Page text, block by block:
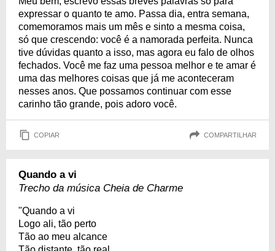
expressar o quanto te amo. Passa dia, entra semana,
comemoramos mais um mês e sinto a mesma coisa,
só que crescendo: você é a namorada perfeita. Nunca
tive dúvidas quanto a isso, mas agora eu falo de olhos
fechados. Você me faz uma pessoa melhor e te amar é
uma das melhores coisas que já me aconteceram
nesses anos. Que possamos continuar com esse
carinho tão grande, pois adoro você.
COPIAR COMPARTILHAR
Quando a vi
Trecho da música Cheia de Charme
"Quando a vi
Logo ali, tão perto
Tão ao meu alcance